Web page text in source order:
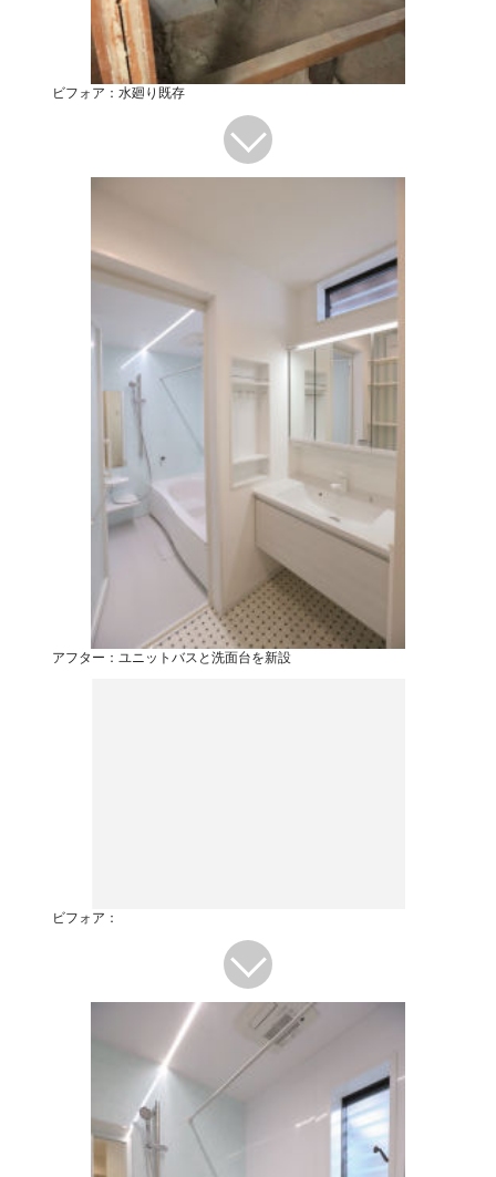
ビフォア：水廻り既存
アフター：ユニットバスと洗面台を新設
ビフォア：